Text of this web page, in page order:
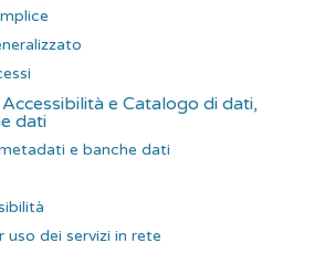
e Catalogo di dati,
dati
e banche dati
uso dei servizi in rete